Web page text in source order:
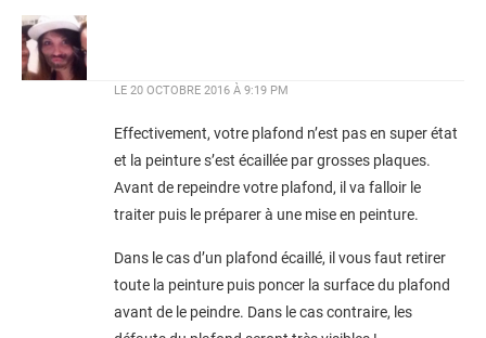
LE 20 OCTOBRE 2016 À 9:19 PM
Effectivement, votre plafond n’est pas en super état
et la peinture s’est écaillée par grosses plaques.
Avant de repeindre votre plafond, il va falloir le
traiter puis le préparer à une mise en peinture.
Dans le cas d’un plafond écaillé, il vous faut retirer
toute la peinture puis poncer la surface du plafond
avant de le peindre. Dans le cas contraire, les